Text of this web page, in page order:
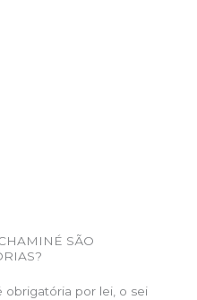
SÃO
obrigatória por lei, o sei